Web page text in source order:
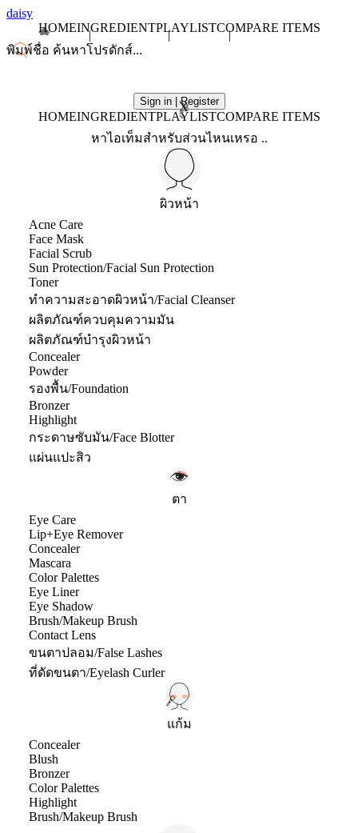
daisy
HOMEINGREDIENTPLAYLISTCOMPARE ITEMS
Sign in | Register
X
HOMEINGREDIENTPLAYLISTCOMPARE ITEMS
หาไอเท็มสำหรับส่วนไหนเหรอ ..
ผิวหน้า
Acne Care
Face Mask
Facial Scrub
Sun Protection/Facial Sun Protection
Toner
ทำความสะอาดผิวหน้า/Facial Cleanser
ผลิตภัณฑ์ควบคุมความมัน
ผลิตภัณฑ์บำรุงผิวหน้า
Concealer
Powder
รองพื้น/Foundation
Bronzer
Highlight
กระดาษซับมัน/Face Blotter
แผ่นแปะสิว
ตา
Eye Care
Lip+Eye Remover
Concealer
Mascara
Color Palettes
Eye Liner
Eye Shadow
Brush/Makeup Brush
Contact Lens
ขนตาปลอม/False Lashes
ที่ดัดขนตา/Eyelash Curler
แก้ม
Concealer
Blush
Bronzer
Color Palettes
Highlight
Brush/Makeup Brush